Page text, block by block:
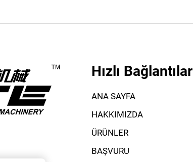
Hızlı Bağlantılar
ANA SAYFA
HAKKIMIZDA
ÜRÜNLER
BAŞVURU